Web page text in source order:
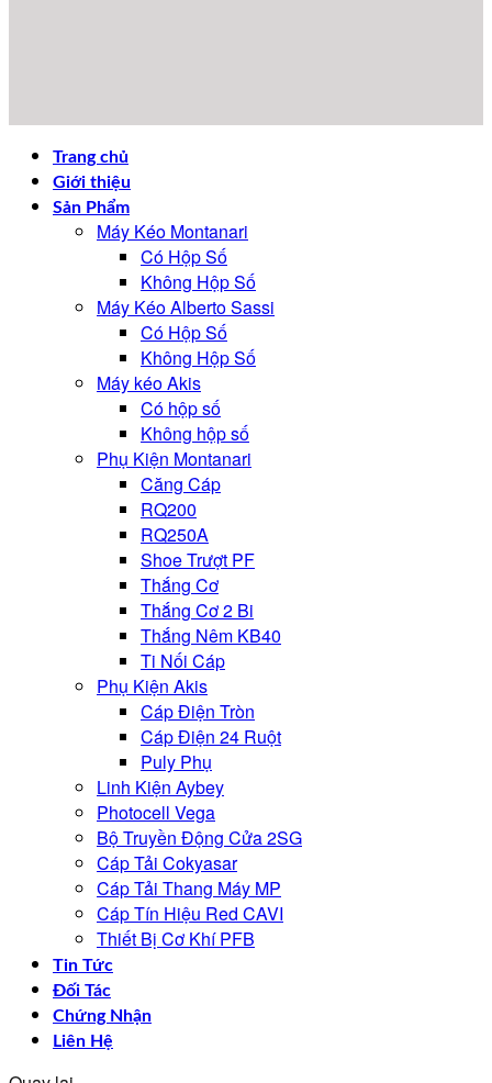
Trang chủ
Giới thiệu
Sản Phẩm
Máy Kéo Montanari
Có Hộp Số
Không Hộp Số
Máy Kéo Alberto Sassi
Có Hộp Số
Không Hộp Số
Máy kéo Akis
Có hộp số
Không hộp số
Phụ Kiện Montanari
Căng Cáp
RQ200
RQ250A
Shoe Trượt PF
Thắng Cơ
Thắng Cơ 2 Bi
Thắng Nêm KB40
Ti Nối Cáp
Phụ Kiện Akis
Cáp Điện Tròn
Cáp Điện 24 Ruột
Puly Phụ
Linh Kiện Aybey
Photocell Vega
Bộ Truyền Động Cửa 2SG
Cáp Tải Cokyasar
Cáp Tải Thang Máy MP
Cáp Tín Hiệu Red CAVI
Thiết Bị Cơ Khí PFB
Tin Tức
Đối Tác
Chứng Nhận
Liên Hệ